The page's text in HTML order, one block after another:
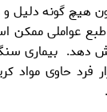
هیچ گونه دلیل
طبع عواملی
دهد. بیماری
فرد حاوی مواد